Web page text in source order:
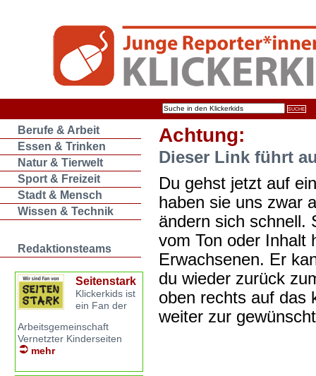
Berufe & Arbeit
Essen & Trinken
Natur & Tierwelt
Sport & Freizeit
Stadt & Mensch
Wissen & Technik
Redaktionsteams
Seitenstark
Klickerkids ist
ein Fan der
Arbeitsgemeinschaft
Vernetzter Kinderseiten
mehr
Achtung:
Dieser Link führt
Du gehst jetzt auf
haben sie uns zwar
ändern sich schnell.
vom Ton oder Inhalt
Erwachsenen. Er
du wieder zurück
oben rechts auf das
weiter zur